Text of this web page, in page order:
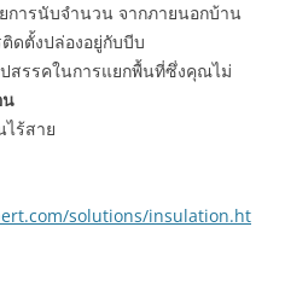
ารนับจำนวน จากภายนอกบ้าน
ดตั้งปล่องอยู่กับบีบ
ปสรรคในการแยกพื้นที่ซึ่งคุณไม่
น
ร้สาย
solutions/insulation.ht